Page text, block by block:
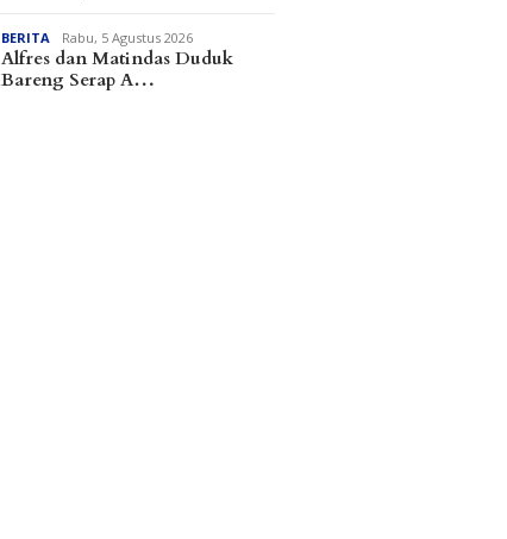
BERITA Rabu, 5 Agustus 2026
Alfres dan Matindas Duduk
Bareng Serap A…